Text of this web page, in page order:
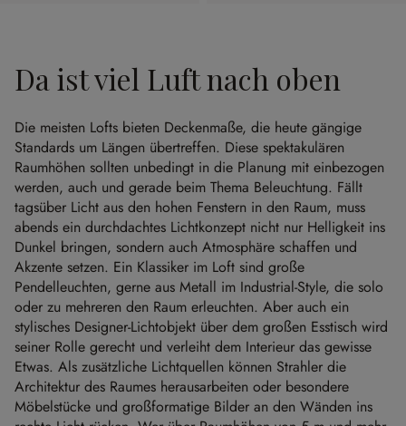
Da ist viel Luft nach oben
Die meisten Lofts bieten Deckenmaße, die heute gängige
Standards um Längen übertreffen. Diese spektakulären
Raumhöhen sollten unbedingt in die Planung mit einbezogen
werden, auch und gerade beim Thema Beleuchtung. Fällt
tagsüber Licht aus den hohen Fenstern in den Raum, muss
abends ein durchdachtes Lichtkonzept nicht nur Helligkeit ins
Dunkel bringen, sondern auch Atmosphäre schaffen und
Akzente setzen. Ein Klassiker im Loft sind große
Pendelleuchten, gerne aus Metall im Industrial-Style, die solo
oder zu mehreren den Raum erleuchten. Aber auch ein
stylisches Designer-Lichtobjekt über dem großen Esstisch wird
seiner Rolle gerecht und verleiht dem Interieur das gewisse
Etwas. Als zusätzliche Lichtquellen können Strahler die
Architektur des Raumes herausarbeiten oder besondere
Möbelstücke und großformatige Bilder an den Wänden ins